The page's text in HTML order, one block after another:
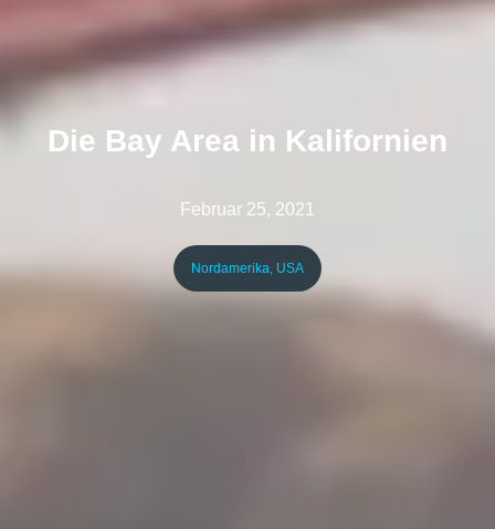
Die Bay Area in Kalifornien
Februar 25, 2021
Nordamerika, USA